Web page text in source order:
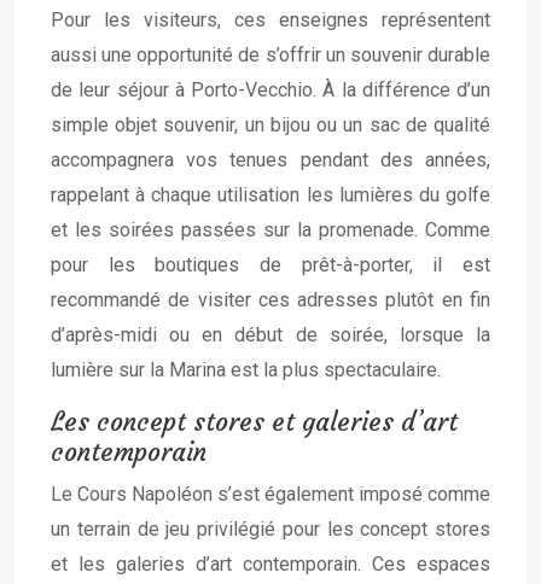
Pour les visiteurs, ces enseignes représentent
aussi une opportunité de s’offrir un souvenir durable
de leur séjour à Porto-Vecchio. À la différence d’un
simple objet souvenir, un bijou ou un sac de qualité
accompagnera vos tenues pendant des années,
rappelant à chaque utilisation les lumières du golfe
et les soirées passées sur la promenade. Comme
pour les boutiques de prêt-à-porter, il est
recommandé de visiter ces adresses plutôt en fin
d’après-midi ou en début de soirée, lorsque la
lumière sur la Marina est la plus spectaculaire.
Les concept stores et galeries d’art
contemporain
Le Cours Napoléon s’est également imposé comme
un terrain de jeu privilégié pour les concept stores
et les galeries d’art contemporain. Ces espaces